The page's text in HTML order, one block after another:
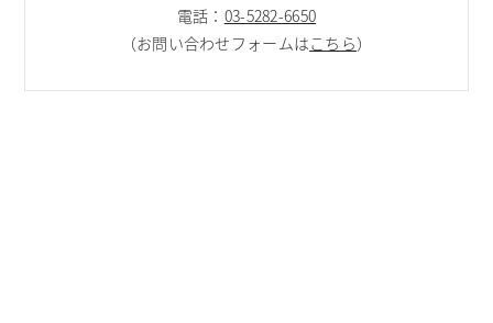
電話： 03-5282-6650
（お問い合わせフォームはこちら）